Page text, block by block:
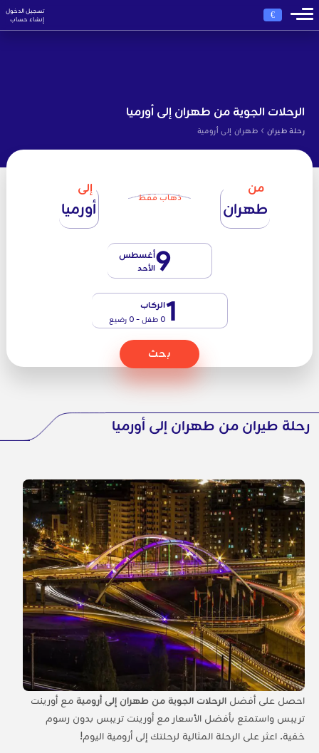
€
تسجيل الدخول
إنشاء حساب
الرحلات الجوية من طهران إلى أورميا
رحلة طيران › طهران إلى أرومية
من
طهران ذهاب فقط
إلى
أورميا
9أغسطس
الأحد
1الركاب
0 طفل - 0 رضيع
بحث
رحلة طيران من طهران إلى أورميا
احصل على أفضل الرحلات الجوية من طهران إلى أروميةمع أورينت
تريبس واستمتع بأفضل الأسعار مع أورينت تريبس بدون رسوم
خفية. اعثر على الرحلة المثالية لرحلتك إلى أرومية اليوم!